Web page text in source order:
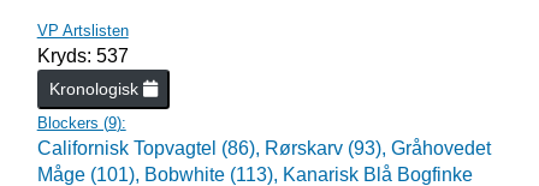
VP Artslisten
Kryds: 537
Kronologisk
Blockers (9):
Californisk Topvagtel (86), Rørskarv (93), Gråhovedet
Måge (101), Bobwhite (113), Kanarisk Blå Bogfinke